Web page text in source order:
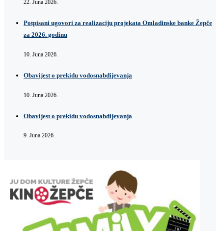
22. Juna 2026.
Potpisani ugovori za realizaciju projekata Omladinske banke Žepče
za 2026. godinu
10. Juna 2026.
Obavijest o prekidu vodosnabdijevanja
10. Juna 2026.
Obavijest o prekidu vodosnabdijevanja
9. Juna 2026.